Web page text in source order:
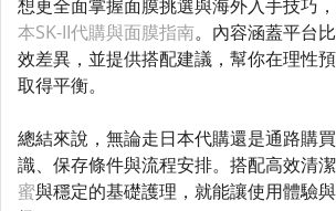
想更全面掌握面膜挑選與海外入手技巧
本SK-II代購與面膜指南。內容涵蓋平台
效差異，並提供搭配建議，幫你在理性
取得平衡。
總結來說，無論走日本代購還是通路購
識、保存條件與流程安排。搭配高效清
蜜與穩定的基礎護理，就能讓使用體驗